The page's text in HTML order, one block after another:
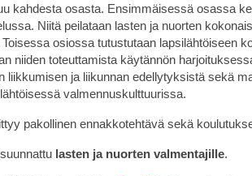
kahdesta osasta. Ensimmäisessä osassa
Niitä peilataan lasten ja nuorten
osiossa tutustutaan lapsilähtöiseen
niiden toteuttamista käytännön
liikkumisen ja liikunnan edellytyksistä sekä
valmennuskulttuurissa.
pakollinen ennakkotehtävä sekä
lasten ja nuorten valmentajille.